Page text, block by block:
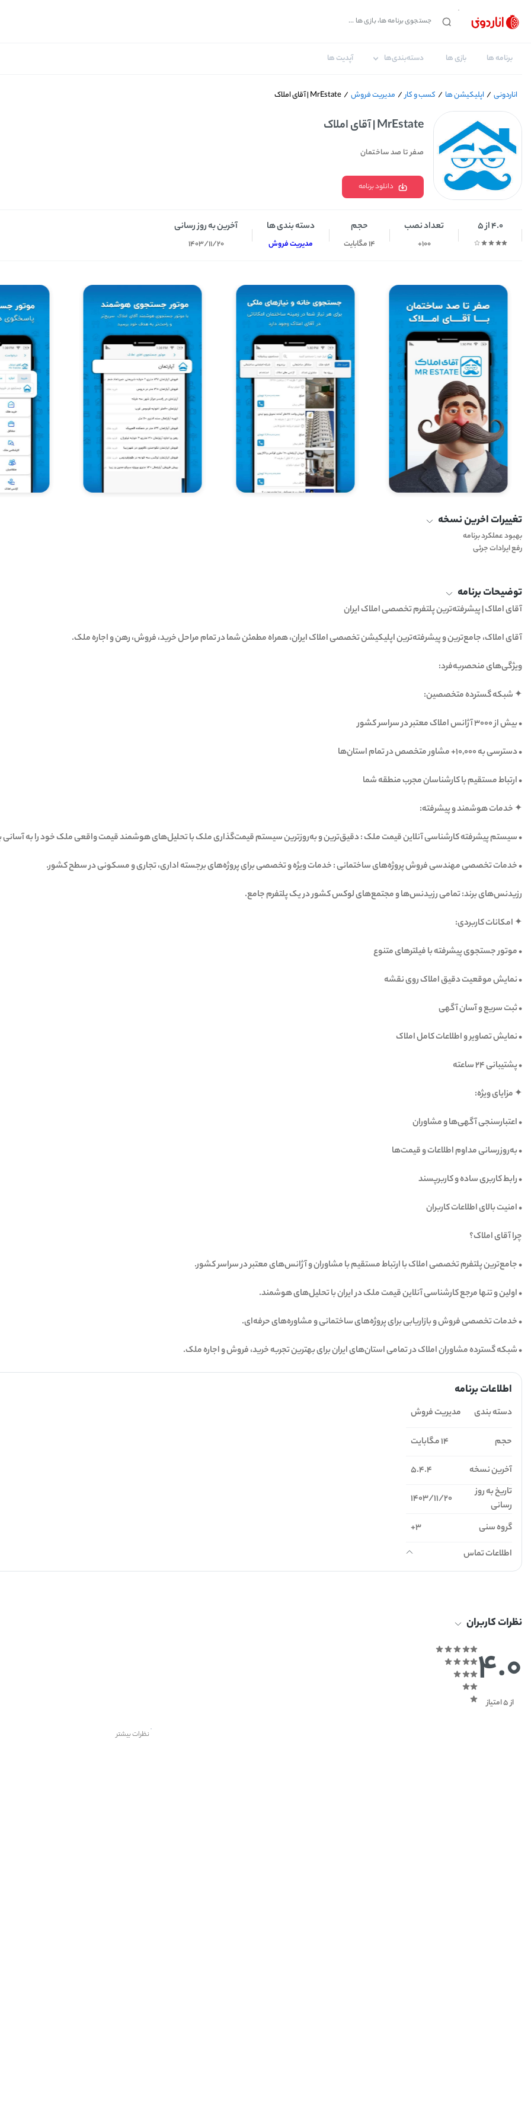
برنامه ها بازی ها دسته‌بندی‌ها آپدیت ها
اناردونی / اپلیکیشن ها / کسب و کار / مدیریت فروش /MrEstate | آقای املاک
MrEstate | آقای املاک
صفر تا صد ساختمان
دانلود برنامه
4.0 از 5 تعداد نصب
100+
حجم
14 مگابایت
دسته بندی ها
مدیریت فروش
آخرین به روز رسانی
1403/11/20
تغییرات اخرین نسخه
بهبود عملکرد برنامه
رفع ایرادات جرئی
توضیحات برنامه
‏آقای املاک | پیشرفته‌ترین پلتفرم تخصصی املاک ایران
‏آقای املاک، جامع‌ترین و پیشرفته‌ترین اپلیکیشن تخصصی املاک ایران، همراه مطمئن شما در تمام مراحل خرید، فروش، رهن و اجاره ملک.
‏ویژگی‌های منحصربه‌فرد:
‏✦ شبکه گسترده متخصصین:
‏• بیش از ۳۰۰۰ آژانس املاک معتبر در سراسر کشور
‏• دسترسی به ۱۰,۰۰۰+ مشاور متخصص در تمام استان‌ها
‏• ارتباط مستقیم با کارشناسان مجرب منطقه شما
‏✦ خدمات هوشمند و پیشرفته:
‏• سیستم پیشرفته کارشناسی آنلاین قیمت ملک : دقیق‌ترین و به‌روزترین سیستم قیمت‌گذاری ملک با تحلیل‌های هوشمند قیمت واقعی ملک خود را به آسانی
‏• خدمات تخصصی مهندسی فروش پروژه‌های ساختمانی : خدمات ویژه و تخصصی برای پروژه‌های برجسته اداری، تجاری و مسکونی در سطح کشور.
‏رزیدنس‌های برند: تمامی رزیدنس‌ها و مجتمع‌های لوکس کشور در یک پلتفرم جامع.
‏✦ امکانات کاربردی:
‏• موتور جستجوی پیشرفته با فیلترهای متنوع
‏• نمایش موقعیت دقیق املاک روی نقشه
‏• ثبت سریع و آسان آگهی
‏• نمایش تصاویر و اطلاعات کامل املاک
‏• پشتیبانی ۲۴ ساعته
‏✦ مزایای ویژه:
‏• اعتبارسنجی آگهی‌ها و مشاوران
‏• به‌روزرسانی مداوم اطلاعات و قیمت‌ها
‏• رابط کاربری ساده و کاربرپسند
‏• امنیت بالای اطلاعات کاربران
‏چرا آقای املاک؟
‏• جامع‌ترین پلتفرم تخصصی املاک با ارتباط مستقیم با مشاوران و آژانس‌های معتبر در سراسر کشور.
‏• اولین و تنها مرجع کارشناسی آنلاین قیمت ملک در ایران با تحلیل‌های هوشمند.
‏• خدمات تخصصی فروش و بازاریابی برای پروژه‌های ساختمانی و مشاوره‌های حرفه‌ای.
‏• شبکه گسترده مشاوران املاک در تمامی استان‌های ایران برای بهترین تجربه خرید، فروش و اجاره ملک.
اطلاعات برنامه
دسته بندی مدیریت فروش
حجم
14 مگابایت
آخرین نسخه
5.4.4
تاریخ به روز
رسانی
1403/11/20
گروه سنی
3+
اطلاعات تماس
نظرات کاربران
4.0
از 5 امتیاز
نظرات بیشتر